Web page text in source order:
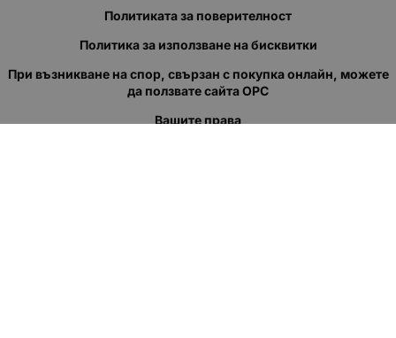
Политиката за поверителност
Политика за използване на бисквитки
При възникване на спор, свързан с покупка онлайн, можете
да ползвате сайта ОРС
Вашите права